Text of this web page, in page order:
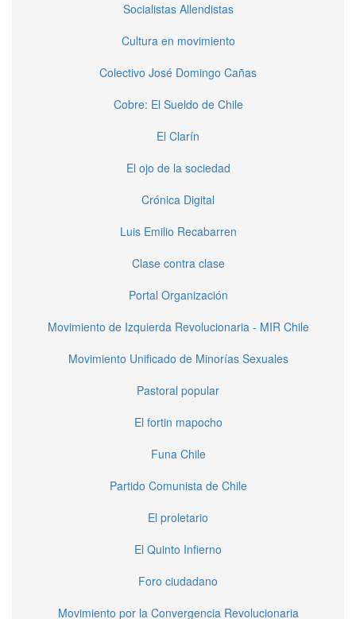
Socialistas Allendistas
Cultura en movimiento
Colectivo José Domingo Cañas
Cobre: El Sueldo de Chile
El Clarín
El ojo de la sociedad
Crónica Digital
Luis Emilio Recabarren
Clase contra clase
Portal Organización
Movimiento de Izquierda Revolucionaria - MIR Chile
Movimiento Unificado de Minorías Sexuales
Pastoral popular
El fortin mapocho
Funa Chile
Partido Comunista de Chile
El proletario
El Quinto Infierno
Foro ciudadano
Movimiento por la Convergencia Revolucionaria